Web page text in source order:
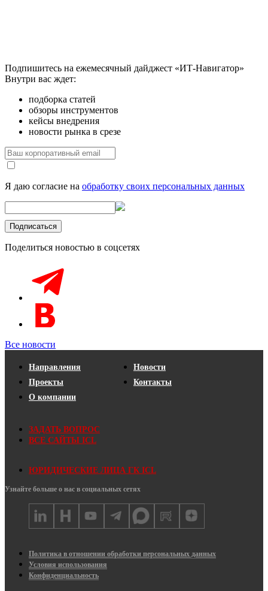
Подпишитесь на ежемесячный дайджест «ИТ-Навигатор»
Внутри вас ждет:
подборка статей
обзоры инструментов
кейсы внедрения
новости рынка в срезе
Я даю согласие на обработку своих персональных данных
Поделиться новостью в соцсетях
Все новости
Направления
Проекты
О компании
Новости
Контакты
ЗАДАТЬ ВОПРОС
ВСЕ САЙТЫ ICL
ЮРИДИЧЕСКИЕ ЛИЦА ГК ICL
Узнайте больше о нас в социальных сетях
Политика в отношении обработки персональных данных
Условия использования
Конфиденциальность